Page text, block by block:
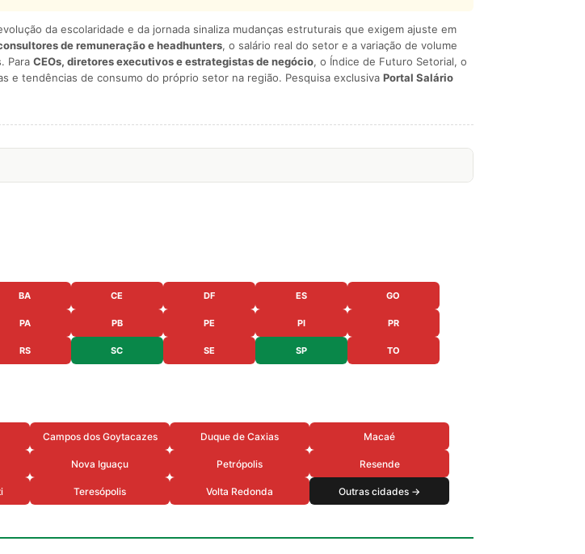
da escolaridade e da jornada sinaliza mudanças estruturais que exigem ajuste em
de remuneração e headhunters, o salário real do setor e a variação de volume
Para CEOs, diretores executivos e estrategistas de negócio, o Índice de Futuro Setorial, o
e tendências de consumo do próprio setor na região. Pesquisa exclusiva Portal Salário
BA CE DF ES GO
PA PB PE PI PR
RS SC SE SP TO
Campos dos Goytacazes Duque de Caxias Macaé
Nova Iguaçu Petrópolis Resende
Teresópolis Volta Redonda Outras cidades →